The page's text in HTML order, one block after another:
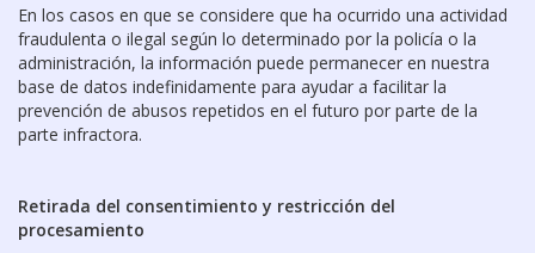
En los casos en que se considere que ha ocurrido una actividad
fraudulenta o ilegal según lo determinado por la policía o la
administración, la información puede permanecer en nuestra
base de datos indefinidamente para ayudar a facilitar la
prevención de abusos repetidos en el futuro por parte de la
parte infractora.
Retirada del consentimiento y restricción del
procesamiento